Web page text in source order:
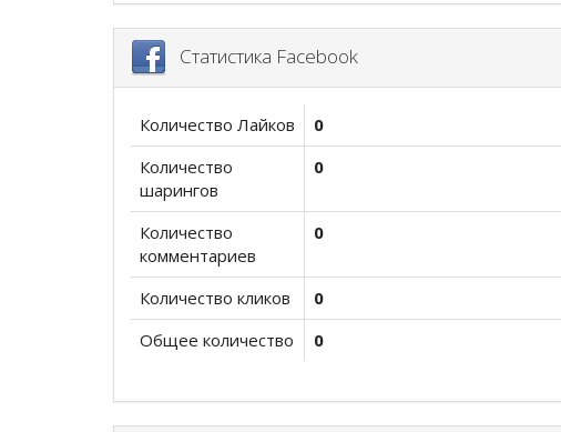
Статистика Facebook
Количество Лайков
0
Количество
шарингов
0
Количество
комментариев
0
Количество кликов
0
Общее количество
0